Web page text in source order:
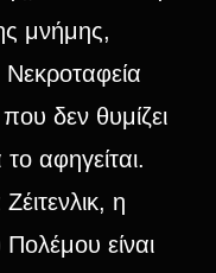
μνήμης,
δεν θυμίζει
αφηγείται.
η
είναι